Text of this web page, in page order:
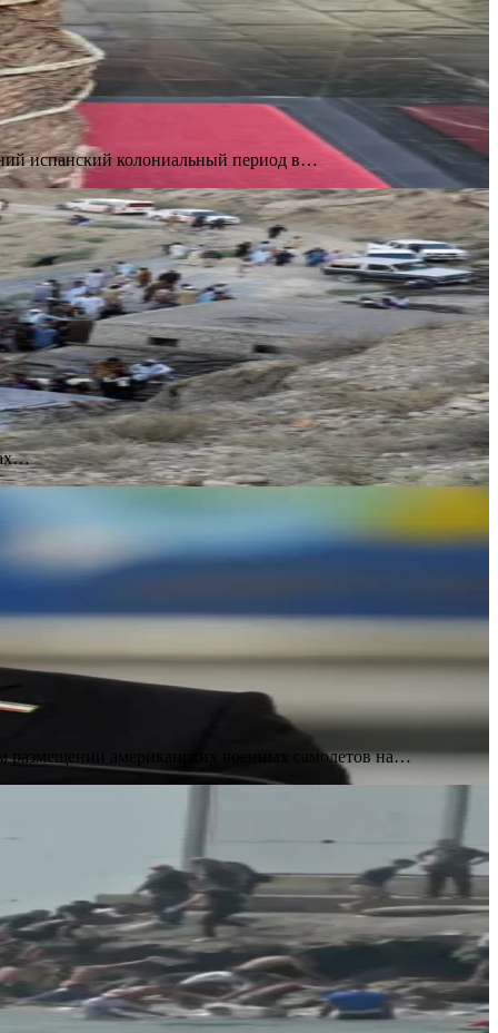
испанский колониальный период в…
размещении американских военных самолетов на…